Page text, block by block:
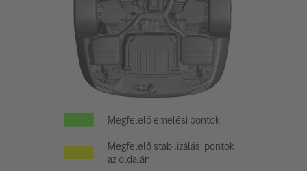
Megfelelő emelési pontok
Megfelelő stabilizálási pontok
az oldalán